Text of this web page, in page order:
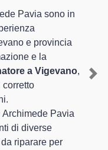
Pavia sono in
e provincia
e la
a Vigevano,
corretto
Archimede Pavia
di diverse
riparare per